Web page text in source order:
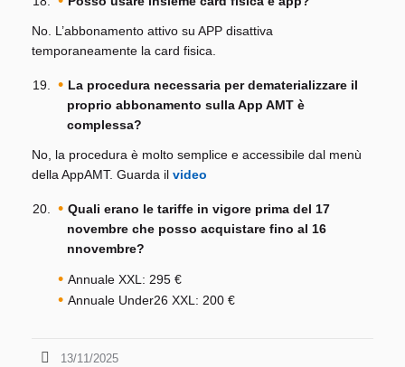
No. L’abbonamento attivo su APP disattiva
temporaneamente la card fisica.
La procedura necessaria per dematerializzare il
proprio abbonamento sulla App AMT è
complessa?
No, la procedura è molto semplice e accessibile dal menù
della AppAMT. Guarda il video
Quali erano le tariffe in vigore prima del 17
novembre che posso acquistare fino al 16
nnovembre?
Annuale XXL: 295 €
Annuale Under26 XXL: 200 €
13/11/2025